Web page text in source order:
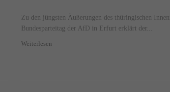
Zu den jüngsten Äußerungen des thüringischen
Bundesparteitag der AfD in Erfurt erklärt der...
Weiterlesen